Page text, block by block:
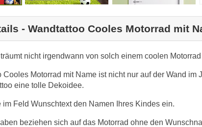
- Wandtattoo Cooles Motorrad mit
nicht irgendwann von solch einem coolen Motorrad
Cooles Motorrad mit Name ist nicht nur auf der Wand im
eine tolle Dekoidee.
im Feld Wunschtext den Namen Ihres Kindes ein.
beziehen sich auf das Motorrad ohne den